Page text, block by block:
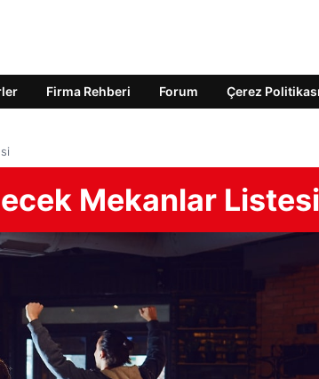
Firma Rehberi Forum Çerez Politikası
Mekanlar Listesi